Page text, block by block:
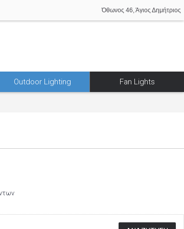
Όθωνος 46, Άγιος Δημήτριος
Outdoor Lighting Fan Lights